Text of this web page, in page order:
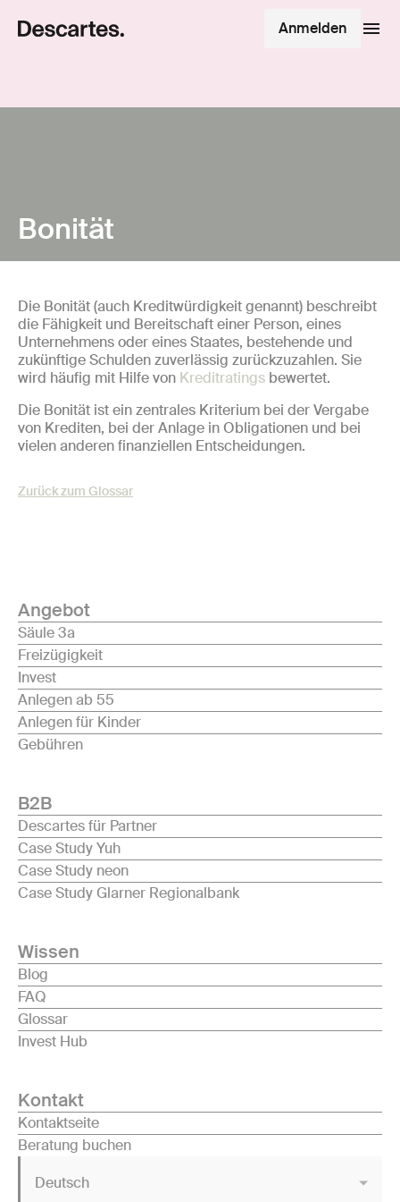
Anmelden
Bonität
Die Bonität (auch Kreditwürdigkeit genannt) beschreibt
die Fähigkeit und Bereitschaft einer Person, eines
Unternehmens oder eines Staates, bestehende und
zukünftige Schulden zuverlässig zurückzuzahlen. Sie
wird häufig mit Hilfe von Kreditratings bewertet.
Die Bonität ist ein zentrales Kriterium bei der Vergabe
von Krediten, bei der Anlage in Obligationen und bei
vielen anderen finanziellen Entscheidungen.
Zurück zum Glossar
Angebot
Säule 3a
Freizügigkeit
Invest
Anlegen ab 55
Anlegen für Kinder
Gebühren
B2B
Descartes für Partner
Case Study Yuh
Case Study neon
Case Study Glarner Regionalbank
Wissen
Blog
FAQ
Glossar
Invest Hub
Kontakt
Kontaktseite
Beratung buchen
Deutsch